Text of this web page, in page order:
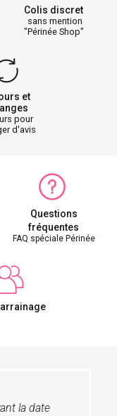
Colis discret
sans mention
"Périnée Shop"
et
pour
d'avis
Questions
fréquentes
FAQ spéciale Périnée
la date